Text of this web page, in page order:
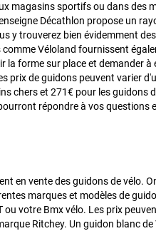
magasins sportifs ou dans des
Décathlon propose un
y trouverez bien évidemment
Véloland fournissent
la forme sur place et demander
prix de guidons peuvent varier
chers et 271€ pour les guidons
répondre à vos
en vente des guidons de vélo.
marques et modèles de
ou votre Bmx vélo. Les prix
Ritchey. Un guidon blanc